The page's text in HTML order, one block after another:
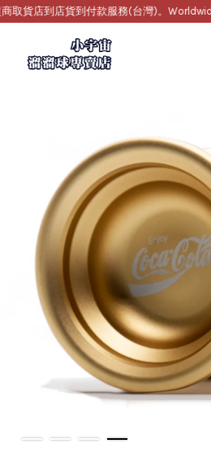
取貨店到店貨到付款服務(台灣)。